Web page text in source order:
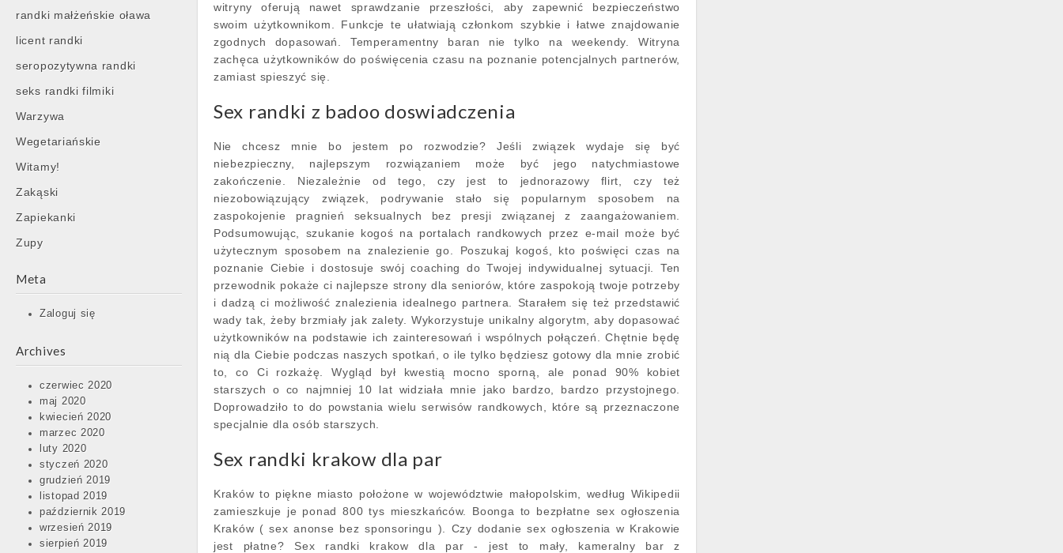
randki małżeńskie oława
licent randki
seropozytywna randki
seks randki filmiki
Warzywa
Wegetariańskie
Witamy!
Zakąski
Zapiekanki
Zupy
Meta
Zaloguj się
Archives
czerwiec 2020
maj 2020
kwiecień 2020
marzec 2020
luty 2020
styczeń 2020
grudzień 2019
listopad 2019
październik 2019
wrzesień 2019
sierpień 2019
witryny oferują nawet sprawdzanie przeszłości, aby zapewnić bezpieczeństwo
swoim użytkownikom. Funkcje te ułatwiają członkom szybkie i łatwe znajdowanie
zgodnych dopasowań. Temperamentny baran nie tylko na weekendy. Witryna
zachęca użytkowników do poświęcenia czasu na poznanie potencjalnych partnerów,
zamiast spieszyć się.
Sex randki z badoo doswiadczenia
Nie chcesz mnie bo jestem po rozwodzie? Jeśli związek wydaje się być
niebezpieczny, najlepszym rozwiązaniem może być jego natychmiastowe
zakończenie. Niezależnie od tego, czy jest to jednorazowy flirt, czy też
niezobowiązujący związek, podrywanie stało się popularnym sposobem na
zaspokojenie pragnień seksualnych bez presji związanej z zaangażowaniem.
Podsumowując, szukanie kogoś na portalach randkowych przez e-mail może być
użytecznym sposobem na znalezienie go. Poszukaj kogoś, kto poświęci czas na
poznanie Ciebie i dostosuje swój coaching do Twojej indywidualnej sytuacji. Ten
przewodnik pokaże ci najlepsze strony dla seniorów, które zaspokoją twoje potrzeby
i dadzą ci możliwość znalezienia idealnego partnera. Starałem się też przedstawić
wady tak, żeby brzmiały jak zalety. Wykorzystuje unikalny algorytm, aby dopasować
użytkowników na podstawie ich zainteresowań i wspólnych połączeń. Chętnie będę
nią dla Ciebie podczas naszych spotkań, o ile tylko będziesz gotowy dla mnie zrobić
to, co Ci rozkażę. Wygląd był kwestią mocno sporną, ale ponad 90% kobiet
starszych o co najmniej 10 lat widziała mnie jako bardzo, bardzo przystojnego.
Doprowadziło to do powstania wielu serwisów randkowych, które są przeznaczone
specjalnie dla osób starszych.
Sex randki krakow dla par
Kraków to piękne miasto położone w województwie małopolskim, według Wikipedii
zamieszkuje je ponad 800 tys mieszkańców. Boonga to bezpłatne sex ogłoszenia
Kraków ( sex anonse bez sponsoringu ). Czy dodanie sex ogłoszenia w Krakowie
jest płatne? Sex randki krakow dla par - jest to mały, kameralny bar z